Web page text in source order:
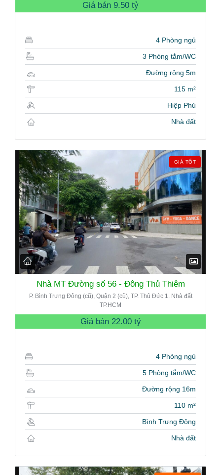
Giá bán 9.50 tỷ
4 Phòng ngủ
3 Phòng tắm/WC
Đường rộng 5m
115 m²
Hiệp Phú
Nhà đất
GIÁ TỐT
Nhà MT Đường số 56 - Đông Thủ Thiêm
P. Bình Trưng Đông (cũ), Quận 2 (cũ), TP. Thủ Đức 1. Nhà đất
TP.HCM
Giá bán 22.00 tỷ
4 Phòng ngủ
5 Phòng tắm/WC
Đường rộng 16m
110 m²
Bình Trưng Đông
Nhà đất